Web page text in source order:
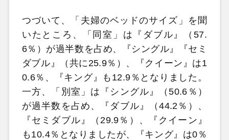
つづいて、「夫婦のベッドのサイズ」を聞
いたところ、「同室」は『ダブル』（57.
6％）が過半数を占め、『シングル』『セミ
ダブル』（共に25.9％）、『クイーン』は1
0.6％、『キング』も12.9％となりました。
一方、「別室」は『シングル』（50.6％）
が過半数を占め、『ダブル』（44.2％）、
『セミダブル』（29.9％）、『クイーン』
も10.4％となりましたが、『キング』は0％